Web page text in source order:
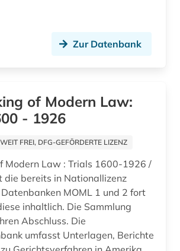
augenzeugenbericht (1)
(1)
auktionshaus (1)
ausbildung (1)
ausgrabung (2)
ausstellung (3)
ausstellungskatalog (1)
(5)
Moldawien (2)
Niederlande (28)
Niedersachsen (14)
Nordamerika (13)
Nordrhein-Westfalen (6)
Zur Datenbank
of Modern Law:
- 1926
FREI, DFG-GEFÖRDERTE LIZENZ
Modern Law : Trials 1600-1926 /
die bereits in Nationallizenz
MOML 1 und 2 fort
inhaltlich. Die Sammlung
Abschluss. Die
umfasst Unterlagen, Berichte